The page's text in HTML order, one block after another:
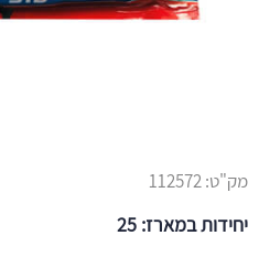
מק"ט:112572
יחידות במארז: 25